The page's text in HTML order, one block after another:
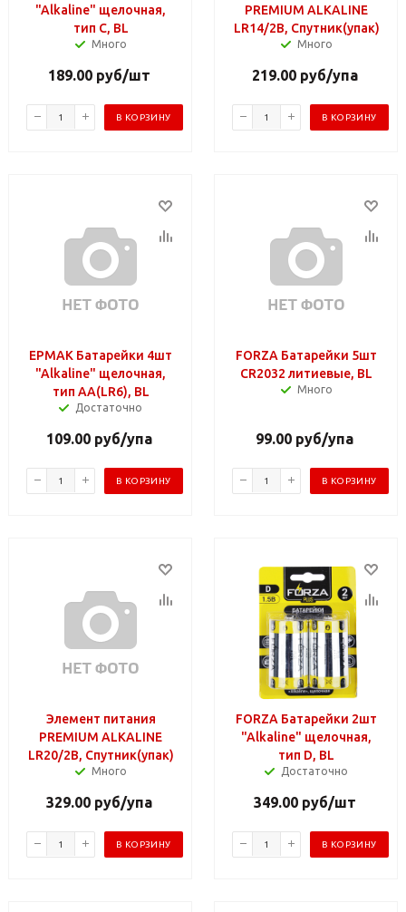
"Alkaline" щелочная,
тип C, BL
Много
189.00руб/шт
В КОРЗИНУ
PREMIUM ALKALINE
LR14/2B, Спутник(упак)
Много
219.00руб/упа
В КОРЗИНУ
ЕРМАК Батарейки 4шт
"Alkaline" щелочная,
тип AA(LR6), BL
Достаточно
109.00руб/упа
В КОРЗИНУ
FORZA Батарейки 5шт
СR2032 литиевые, BL
Много
99.00 руб/упа
В КОРЗИНУ
Элемент питания
PREMIUM ALKALINE
LR20/2B, Спутник(упак)
Много
329.00руб/упа
В КОРЗИНУ
FORZA Батарейки 2шт
"Alkaline" щелочная,
тип D, BL
Достаточно
349.00руб/шт
В КОРЗИНУ